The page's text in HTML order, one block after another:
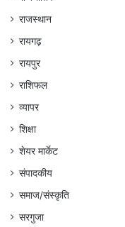
राजस्थान
रायगढ़
रायपुर
राशिफल
व्यापर
शिक्षा
शेयर मार्केट
संपादकीय
समाज/संस्कृति
सरगुजा